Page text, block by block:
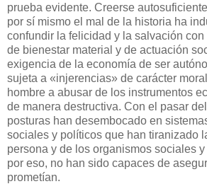
prueba evidente. Creerse
por sí mismo el mal de la historia ha
confundir la felicidad y la salvación
de bienestar material y de actuación
exigencia de la economía de ser
sujeta a «injerencias» de carácter
hombre a abusar de los instrumentos
de manera destructiva. Con el pasar
posturas han desembocado en
sociales y políticos que han tiranizado
persona y de los organismos sociales
por eso, no han sido capaces de
prometían.